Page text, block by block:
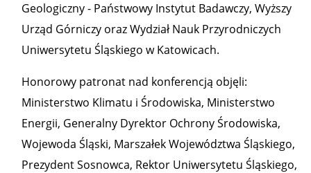
Geologiczny - Państwowy Instytut Badawczy, Wyższy
Urząd Górniczy oraz Wydział Nauk Przyrodniczych
Uniwersytetu Śląskiego w Katowicach.
Honorowy patronat nad konferencją objęli:
Ministerstwo Klimatu i Środowiska, Ministerstwo
Energii, Generalny Dyrektor Ochrony Środowiska,
Wojewoda Śląski, Marszałek Województwa Śląskiego,
Prezydent Sosnowca, Rektor Uniwersytetu Śląskiego,